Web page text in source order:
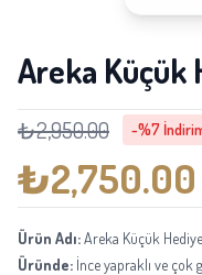
Areka Küçük
₺2,950.00 -%7
₺2,750.00
Ürün Adı:Areka Küçük
Üründe: İnce yapraklı ve